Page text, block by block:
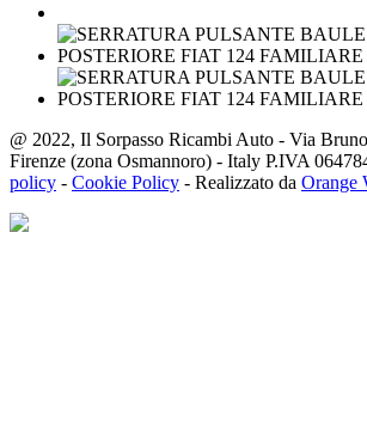
@ 2022, Il Sorpasso Ricambi Auto - Via
Firenze (zona Osmannoro) - Italy P.IVA
policy - Cookie Policy - Realizzato da Orange